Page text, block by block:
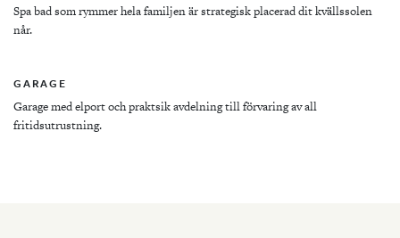
Spa bad som rymmer hela familjen är strategisk placerad dit kvällssolen
når.
GARAGE
Garage med elport och praktsik avdelning till förvaring av all
fritidsutrustning.